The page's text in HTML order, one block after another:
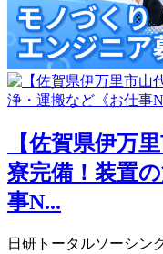
【佐賀県伊万
寮完備！装置
事N...
日研トータルソーシン